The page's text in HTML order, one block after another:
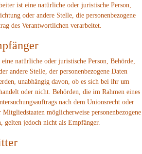
ist eine natürliche oder juristische Person,
oder andere Stelle, die personenbezogene
des Verantwortlichen verarbeitet.
natürliche oder juristische Person, Behörde,
andere Stelle, der personenbezogene Daten
unabhängig davon, ob es sich bei ihr um
oder nicht. Behörden, die im Rahmen eines
nach dem Unionsrecht oder
Mitgliedstaaten möglicherweise personenbezogene
gelten jedoch nicht als Empfänger.